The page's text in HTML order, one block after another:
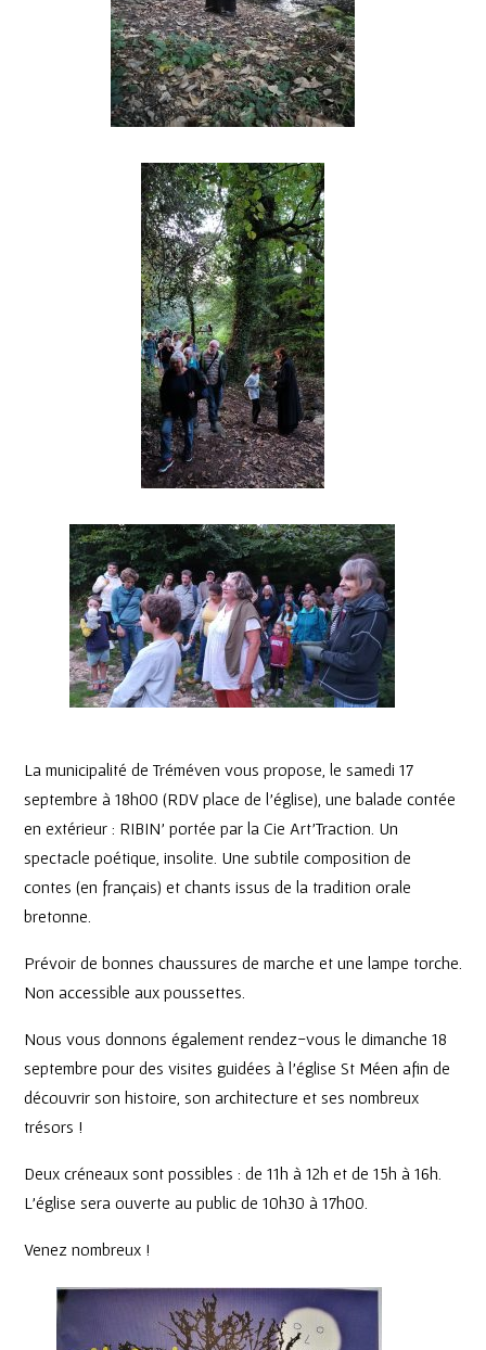
La municipalité de Tréméven vous propose, le samedi 17
septembre à 18h00 (RDV place de l’église), une balade contée
en extérieur : RIBIN’ portée par la Cie Art’Traction. Un
spectacle poétique, insolite. Une subtile composition de
contes (en français) et chants issus de la tradition orale
bretonne.
Prévoir de bonnes chaussures de marche et une lampe torche.
Non accessible aux poussettes.
Nous vous donnons également rendez-vous le dimanche 18
septembre pour des visites guidées à l’église St Méen afin de
découvrir son histoire, son architecture et ses nombreux
trésors !
Deux créneaux sont possibles : de 11h à 12h et de 15h à 16h.
L’église sera ouverte au public de 10h30 à 17h00.
Venez nombreux !